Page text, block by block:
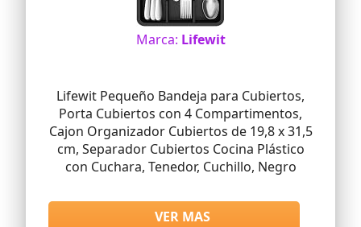
Marca: Lifewit
Lifewit Pequeño Bandeja para Cubiertos,
Porta Cubiertos con 4 Compartimentos,
Cajon Organizador Cubiertos de 19,8 x 31,5
cm, Separador Cubiertos Cocina Plástico
con Cuchara, Tenedor, Cuchillo, Negro
VER MAS